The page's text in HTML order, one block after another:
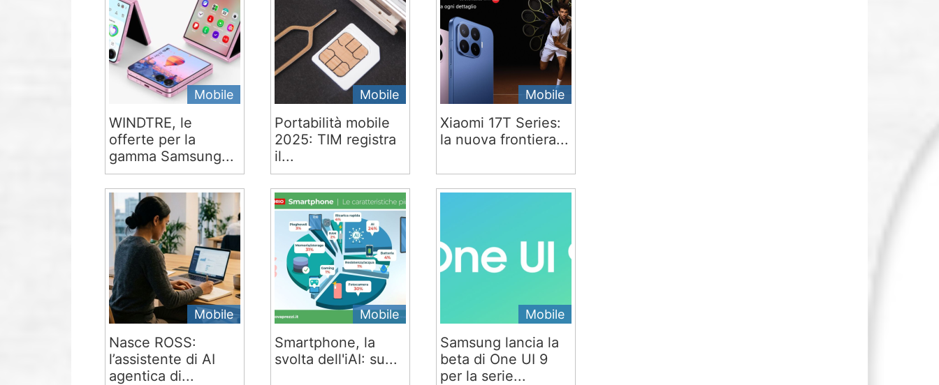
Mobile
WINDTRE, le
offerte per la
gamma Samsung...
Mobile
Portabilità mobile
2025: TIM registra
il...
Mobile
Xiaomi 17T Series:
la nuova frontiera...
Mobile
Nasce ROSS:
l’assistente di AI
agentica di...
Mobile
Smartphone, la
svolta dell'iAI: su...
Mobile
Samsung lancia la
beta di One UI 9
per la serie...